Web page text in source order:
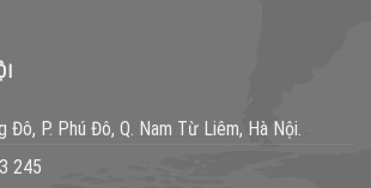
Đô, P. Phú Đô, Q. Nam Từ Liêm, Hà Nội.
245